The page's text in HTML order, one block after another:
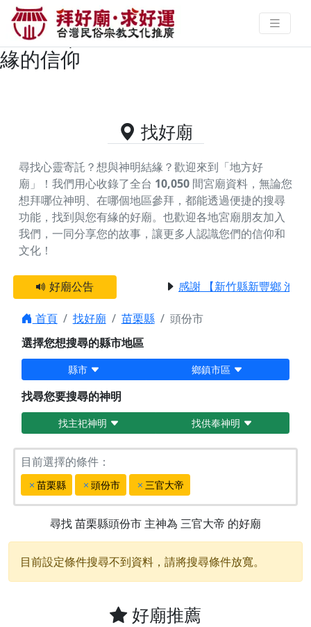
苗栗縣頭份市主神為三官大帝的好
廟資料｜拜好廟求好運 找到與您有
緣的信仰
找好廟
尋找心靈寄託？想與神明結緣？歡迎來到「地方好
廟」！我們用心收錄了全台 10,050 間宮廟資料，無論您
想拜哪位神明、在哪個地區參拜，都能透過便捷的搜尋
功能，找到與您有緣的好廟。 也歡迎各地宮廟朋友加入
我們，一同分享您的故事，讓更多人認識您們的信仰和
文化！
好廟公告 感謝 【新竹縣新豐鄉 池和
首頁 找好廟 苗栗縣
頭份市
選擇您想搜尋的縣市地區
縣市 鄉鎮市區
找尋您要搜尋的神明
找主祀神明 找供奉神明
目前選擇的條件：
苗栗縣 頭份市 三官大帝
尋找苗栗縣頭份市 主神為 三官大帝 的好廟
目前設定條件搜尋不到資料，請將搜尋條件放寬。
好廟推薦